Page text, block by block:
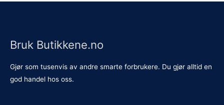
Bruk Butikkene.no
Gjør som tusenvis av andre smarte forbrukere. Du gjør alltid en
god handel hos oss.